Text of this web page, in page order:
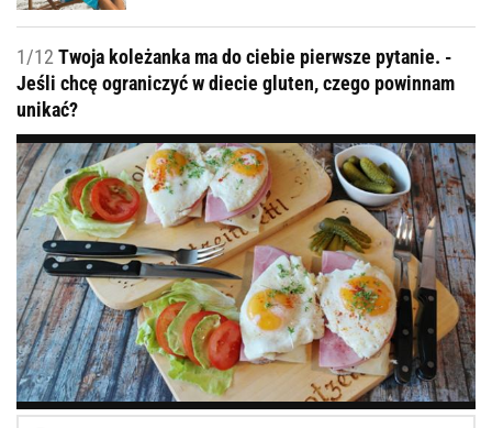
1/12Twoja koleżanka ma do ciebie pierwsze pytanie. -
Jeśli chcę ograniczyć w diecie gluten, czego powinnam
unikać?